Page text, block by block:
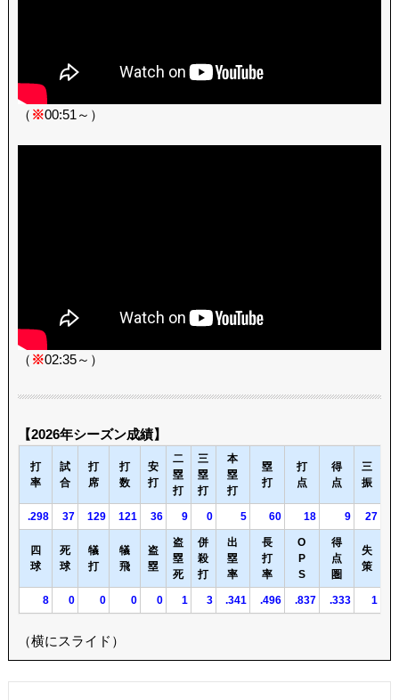
（ ※00:51～）
（ ※02:35～）
【2026年シーズン成績】
打
率
試
合
打
席
打
数
安
打
二
塁
打
三
塁
打
本
塁
打
塁
打
打
点
得
点
三
振
.298 37 129 121 36 9 0 5 60 18 9 27
四
球
死
球
犠
打
犠
飛
盗
塁
盗
塁
死
併
殺
打
出
塁
率
長
打
率
O
P
S
得
点
圏
失
策
8 0 0 0 0 1 3 .341 .496 .837 .333 1
（横にスライド）